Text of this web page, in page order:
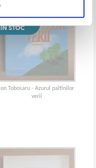
Ion Tobosaru - Azurul paltinilor
verii